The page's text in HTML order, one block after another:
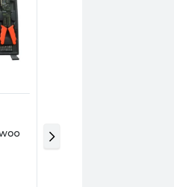
Manual 123 Piezas con
Maletín Plástico Goodyear